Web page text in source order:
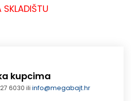
kupcima
6030 iliinfo@megabajt.hr